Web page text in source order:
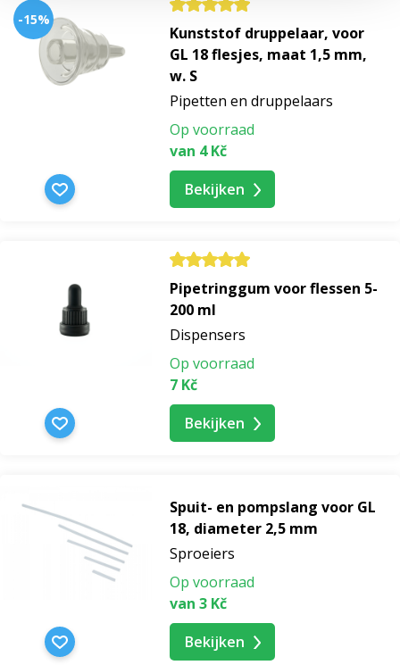
-15%
Kunststof druppelaar, voor
GL 18 flesjes, maat 1,5 mm,
w. S
Pipetten en druppelaars
Op voorraad
van 4 Kč
Bekijken
Pipetringgum voor flessen 5-
200 ml
Dispensers
Op voorraad
7 Kč
Bekijken
Spuit- en pompslang voor GL
18, diameter 2,5 mm
Sproeiers
Op voorraad
van 3 Kč
Bekijken